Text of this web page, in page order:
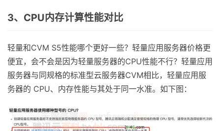
3、CPU内存计算性能对比
轻量和CVM S5性能哪个更好一些？轻量应用服务器价格更
便宜，会不会是因为轻量服务器的CPU性能不行？轻量应用
服务器与同规格的标准型云服务器CVM相比，轻量应用服
务器的 CPU、内存性能与其处于同一水准。如下图：